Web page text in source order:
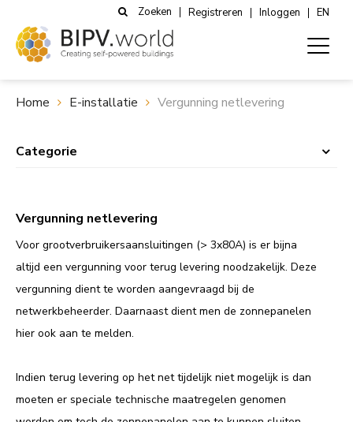
Zoeken Registreren Inloggen EN
Home E-installatie Vergunning netlevering
Categorie
Vergunning netlevering
Voor grootverbruikersaansluitingen (> 3x80A) is er bijna
altijd een vergunning voor terug levering noodzakelijk. Deze
vergunning dient te worden aangevraagd bij de
netwerkbeheerder. Daarnaast dient men de zonnepanelen
hier ook aan te melden.
Indien terug levering op het net tijdelijk niet mogelijk is dan
moeten er speciale technische maatregelen genomen